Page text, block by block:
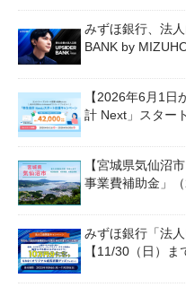
みずほ銀行、法
BANK by
【2026年6月1
計 Next」スター
【宮城県気仙沼
事業費補助金」（
みずほ銀行「法
【11/30（日）ま